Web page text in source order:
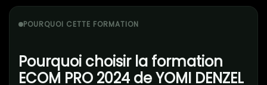
POURQUOI CETTE FORMATION
Pourquoi choisir la formation
ECOM PRO 2024 de YOMI DENZEL